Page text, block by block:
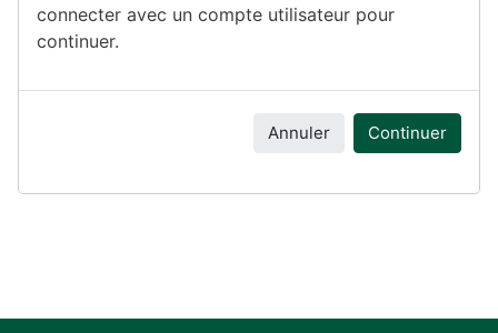
connecter avec un compte utilisateur pour
continuer.
Annuler Continuer